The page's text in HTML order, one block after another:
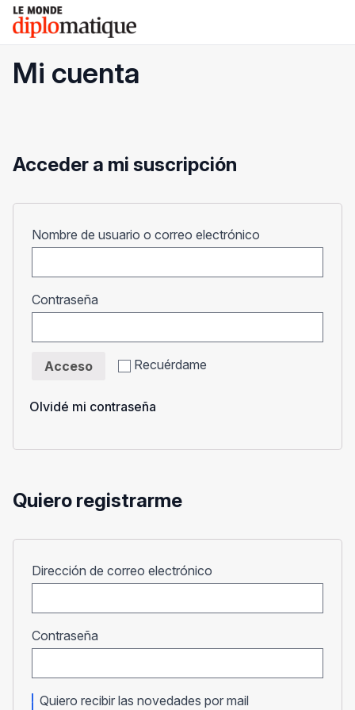
Skip
content
Le monde diplomatique
Mi cuenta
Acceder a mi suscripción
Nombre de usuario o correo electrónico
Contraseña
Recuérdame
Acceso
Olvidé mi contraseña
Quiero registrarme
Dirección de correo electrónico
Contraseña
Quiero recibir las novedades por mail